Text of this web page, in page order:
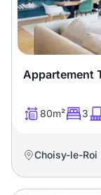
Appartement
80m² 3
Choisy-le-Roi